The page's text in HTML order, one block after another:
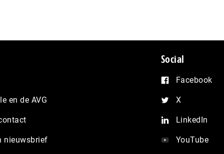
en de AVG
nieuwsbrief
Social
Facebook
X
LinkedIn
YouTube